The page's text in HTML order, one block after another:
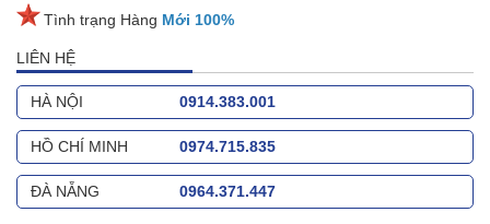
Tình trạng Hàng Mới 100%
LIÊN HỆ
HÀ NỘI 0914.383.001
HỒ CHÍ MINH 0974.715.835
ĐÀ NẴNG 0964.371.447